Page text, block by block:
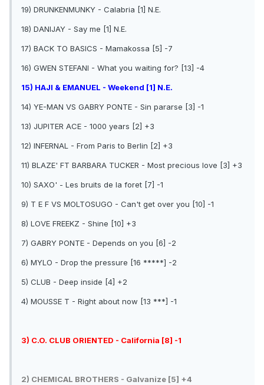
19) DRUNKENMUNKY - Calabria [1] N.E.
18) DANIJAY - Say me [1] N.E.
17) BACK TO BASICS - Mamakossa [5] -7
16) GWEN STEFANI - What you waiting for? [13] -4
15) HAJI & EMANUEL - Weekend [1] N.E.
14) YE-MAN VS GABRY PONTE - Sin pararse [3] -1
13) JUPITER ACE - 1000 years [2] +3
12) INFERNAL - From Paris to Berlin [2] +3
11) BLAZE' FT BARBARA TUCKER - Most precious love [3] +3
10) SAXO' - Les bruits de la foret [7] -1
9) T E F VS MOLTOSUGO - Can't get over you [10] -1
8) LOVE FREEKZ - Shine [10] +3
7) GABRY PONTE - Depends on you [6] -2
6) MYLO - Drop the pressure [16 *****] -2
5) CLUB - Deep inside [4] +2
4) MOUSSE T - Right about now [13 ***] -1
3) C.O. CLUB ORIENTED - California [8] -1
2) CHEMICAL BROTHERS - Galvanize [5] +4